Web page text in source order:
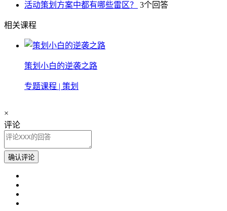
活动策划方案中都有哪些雷区？
3个回答
相关课程
策划小白的逆袭之路
专题课程 | 策划
×
评论
确认评论